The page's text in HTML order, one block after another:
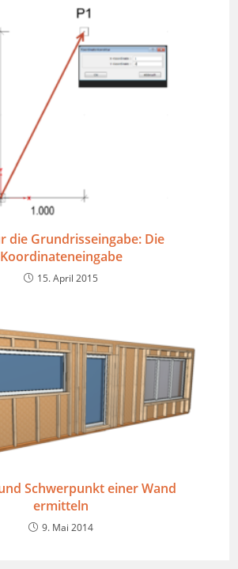
die Grundrisseingabe: Die
Koordinateneingabe
15. April 2015
Schwerpunkt einer Wand
ermitteln
9. Mai 2014